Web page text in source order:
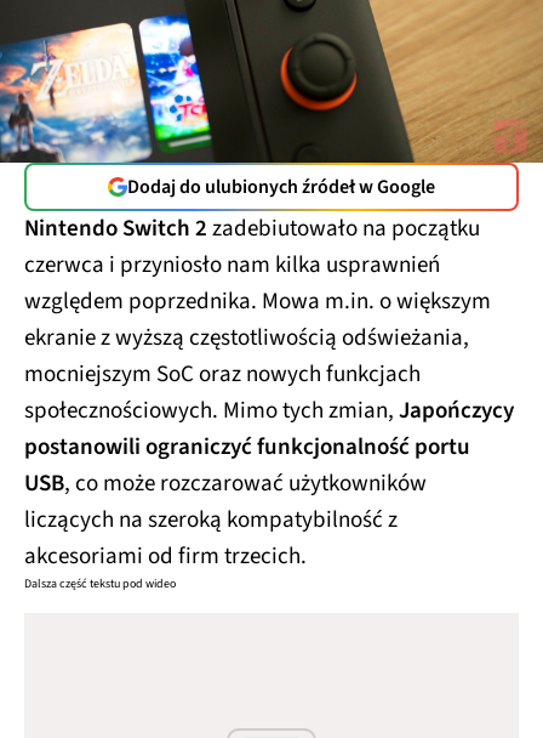
Dodaj do ulubionych źródeł w Google
Nintendo Switch 2zadebiutowało na początku
czerwca i przyniosło nam kilka usprawnień
względem poprzednika. Mowa m.in. o większym
ekranie z wyższą częstotliwością odświeżania,
mocniejszym SoC oraz nowych funkcjach
społecznościowych. Mimo tych zmian,Japończycy
postanowili ograniczyć funkcjonalność portu
USB, co może rozczarować użytkowników
liczących na szeroką kompatybilność z
akcesoriami od firm trzecich.
Dalsza część tekstu pod wideo